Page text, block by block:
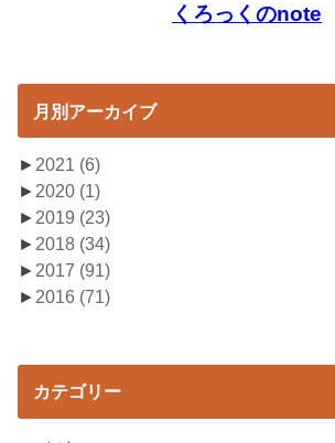
くろっくのnote
月別アーカイブ
► 2021 (6)
► 2020 (1)
► 2019 (23)
► 2018 (34)
► 2017 (91)
► 2016 (71)
カテゴリー